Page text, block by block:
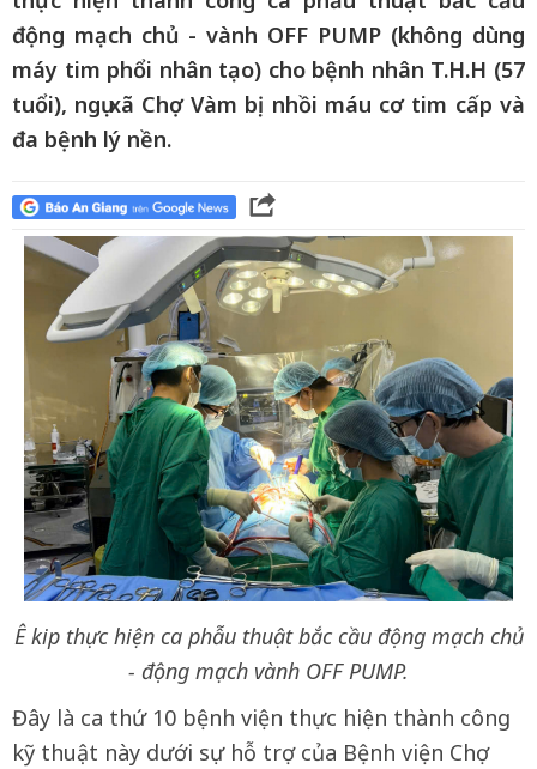
động mạch chủ - vành OFF PUMP (không dùng
máy tim phổi nhân tạo) cho bệnh nhân T.H.H (57
tuổi), ngụ xã Chợ Vàm bị nhồi máu cơ tim cấp và
đa bệnh lý nền.
Ê kip thực hiện ca phẫu thuật bắc cầu động mạch chủ
- động mạch vành OFF PUMP.
Đây là ca thứ 10 bệnh viện thực hiện thành công
kỹ thuật này dưới sự hỗ trợ của Bệnh viện Chợ